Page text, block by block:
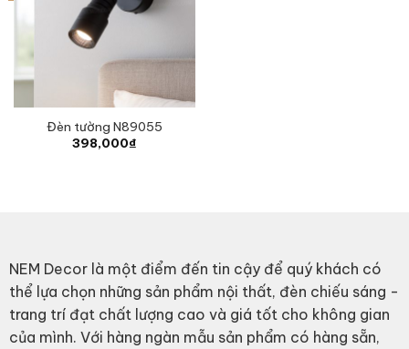
Đèn tường N89055
398,000₫
NEM Decor là một điểm đến tin cậy để quý khách có
thể lựa chọn những sản phẩm nội thất, đèn chiếu sáng -
trang trí đạt chất lượng cao và giá tốt cho không gian
của mình. Với hàng ngàn mẫu sản phẩm có hàng sẵn,